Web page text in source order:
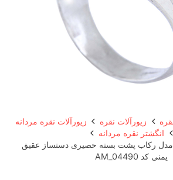
زیورآلات نقره
زیورآلات نقره مردانه
انگشتر نقره مردانه
مدل رکاب پشت بسته حصیری دستساز عقیق
یمنی کد AM_04490